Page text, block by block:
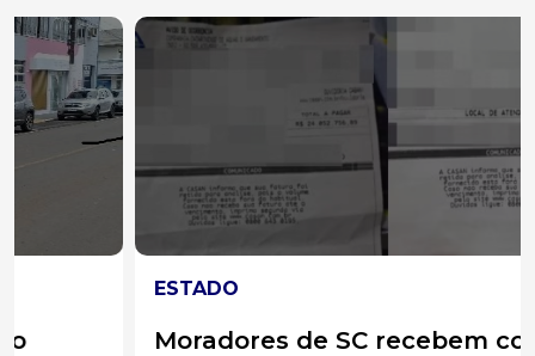
Moradores de SC recebem conta de